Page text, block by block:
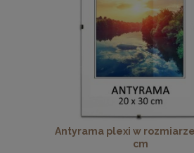
Antyrama plexi w
cm